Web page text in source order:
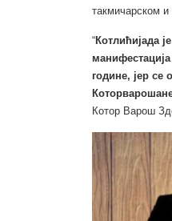
такмичарском
“Котлићијада
године, јер се
Котор Варош